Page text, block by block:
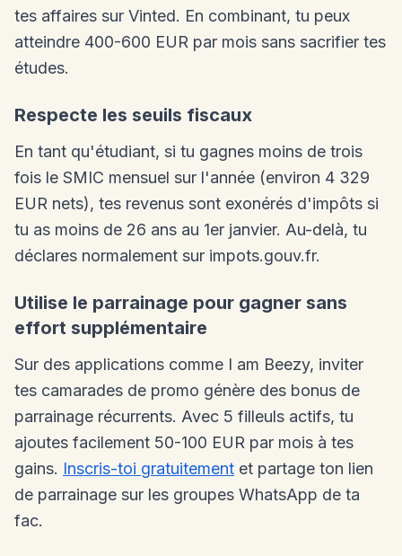
tes affaires sur Vinted. En combinant, tu peux
atteindre 400-600 EUR par mois sans sacrifier tes
études.
Respecte les seuils fiscaux
En tant qu'étudiant, si tu gagnes moins de trois
fois le SMIC mensuel sur l'année (environ 4 329
EUR nets), tes revenus sont exonérés d'impôts si
tu as moins de 26 ans au 1er janvier. Au-delà, tu
déclares normalement sur impots.gouv.fr.
Utilise le parrainage pour gagner sans
effort supplémentaire
Sur des applications comme I am Beezy, inviter
tes camarades de promo génère des bonus de
parrainage récurrents. Avec 5 filleuls actifs, tu
ajoutes facilement 50-100 EUR par mois à tes
gains. Inscris-toi gratuitement et partage ton lien
de parrainage sur les groupes WhatsApp de ta
fac.